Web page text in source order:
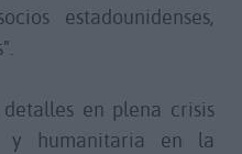
estadounidenses,
en plena crisis
y humanitaria en la